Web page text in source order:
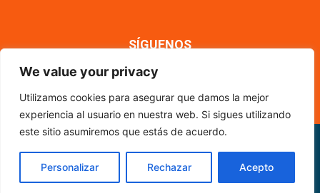
We value your privacy
Utilizamos cookies para asegurar que damos la mejor
experiencia al usuario en nuestra web. Si sigues utilizando
este sitio asumiremos que estás de acuerdo.
Personalizar Rechazar Acepto
SÍGUENOS
Nosotros
CÓDIGO DE ÉTICA PERIODÍSTICA
XML Sitemap
© Encuentro de Michoacán - 2021